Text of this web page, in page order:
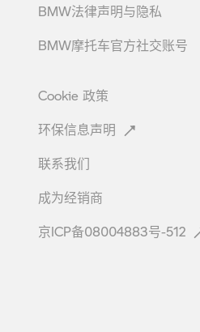
BMW法律声明与隐私
BMW摩托车官方社交账号
Cookie政策
环保信息声明
联系我们
成为经销商
京ICP备08004883号-512